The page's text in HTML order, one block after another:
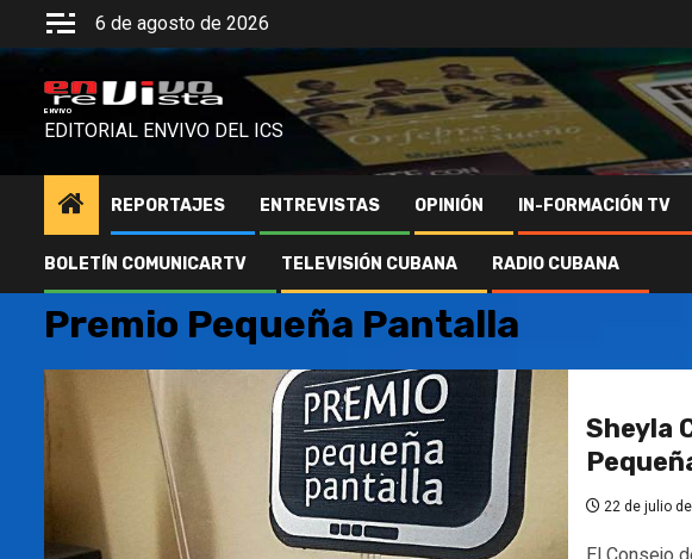
6 de agosto de 2026
ENVIVO
EDITORIAL ENVIVO DEL ICS
REPORTAJES ENTREVISTAS OPINIÓN IN-FORMACIÓN TV
BOLETÍN COMUNICARTV TELEVISIÓN CUBANA RADIO CUBANA
Premio Pequeña Pantalla
Sheyla
22 de julio